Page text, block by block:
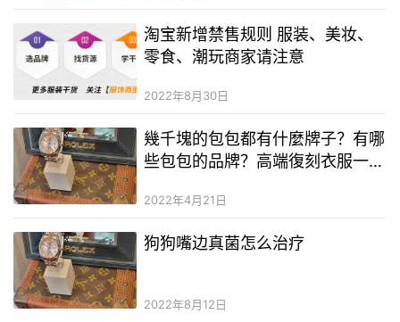
淘宝新增禁售规则 服装、美妆、
零食、潮玩商家请注意
2022年8月30日
幾千塊的包包都有什麼牌子？有哪
些包包的品牌？高端復刻衣服一手
2022年4月21日
狗狗嘴边真菌怎么治疗
2022年8月12日